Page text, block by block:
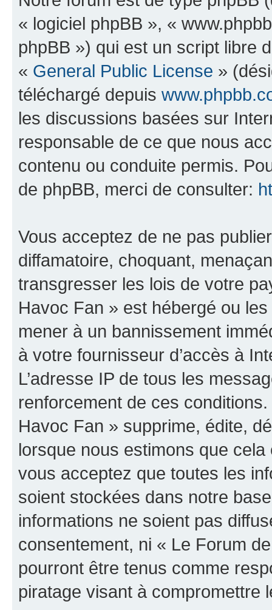
« logiciel phpBB », «
phpBB ») qui est un script libre
« General Public License »
téléchargé depuis
les discussions basées sur
responsable de ce que nous
contenu ou conduite permis.
de phpBB, merci de consulter:
Vous acceptez de ne pas
diffamatoire, choquant,
transgresser les lois de votre
Havoc Fan » est hébergé ou
mener à un bannissement
à votre fournisseur d’accès à
L’adresse IP de tous les
renforcement de ces
Havoc Fan » supprime, édite,
lorsque nous estimons que cela
vous acceptez que toutes les
soient stockées dans notre
informations ne soient pas
consentement, ni « Le Forum
pourront être tenus comme
piratage visant à compromettre